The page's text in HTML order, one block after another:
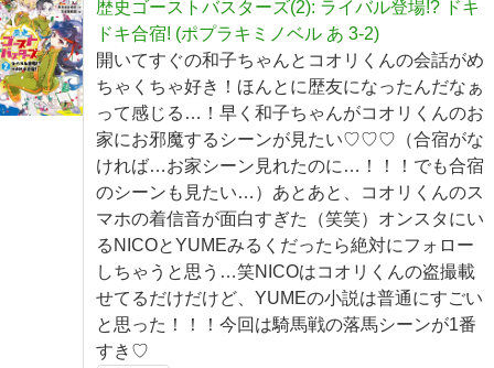
歴史ゴーストバスターズ(2): ライバル登場!? ドキ
ドキ合宿! (ポプラキミノベル あ 3-2)
開いてすぐの和子ちゃんとコオリくんの会話がめ
ちゃくちゃ好き！ほんとに歴友になったんだなぁ
って感じる…！早く和子ちゃんがコオリくんのお
家にお邪魔するシーンが見たい♡♡♡（合宿がな
ければ…お家シーン見れたのに…！！！でも合宿
のシーンも見たい…）あとあと、コオリくんのス
マホの着信音が面白すぎた（笑笑）オンスタにい
るNICOとYUMEみるくだったら絶対にフォロー
しちゃうと思う…笑NICOはコオリくんの盗撮載
せてるだけだけど、YUMEの小説は普通にすごい
と思った！！！今回は騎馬戦の落馬シーンが1番
すき♡